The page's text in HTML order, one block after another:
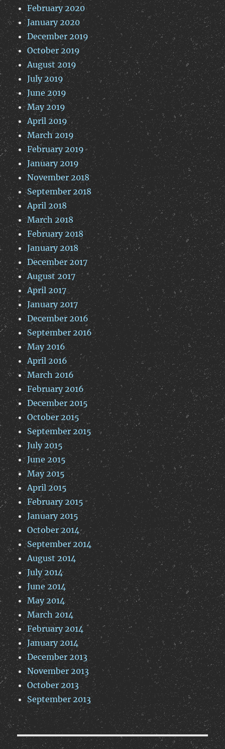
February 2020
January 2020
December 2019
October 2019
August 2019
July 2019
June 2019
May 2019
April 2019
March 2019
February 2019
January 2019
November 2018
September 2018
April 2018
March 2018
February 2018
January 2018
December 2017
August 2017
April 2017
January 2017
December 2016
September 2016
May 2016
April 2016
March 2016
February 2016
December 2015
October 2015
September 2015
July 2015
June 2015
May 2015
April 2015
February 2015
January 2015
October 2014
September 2014
August 2014
July 2014
June 2014
May 2014
March 2014
February 2014
January 2014
December 2013
November 2013
October 2013
September 2013